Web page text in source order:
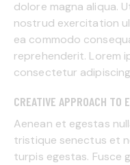
dolore magna aliqua.
nostrud exercitation
ea commodo
reprehenderit. Lorem
consectetur
CREATIVE APPROACH TO
Aenean et egestas
tristique senectus et
turpis egestas. Fusce